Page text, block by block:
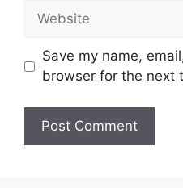
Website
Save my name,
browser for the next